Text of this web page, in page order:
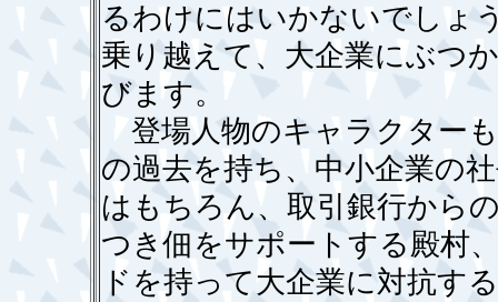
るわけにはいかないでしょ
乗り越えて、大企業にぶつ
びます。
登場人物のキャラクター
の過去を持ち、中小企業の
はもちろん、取引銀行から
つき佃をサポートする殿村
ドを持って大企業に対抗す